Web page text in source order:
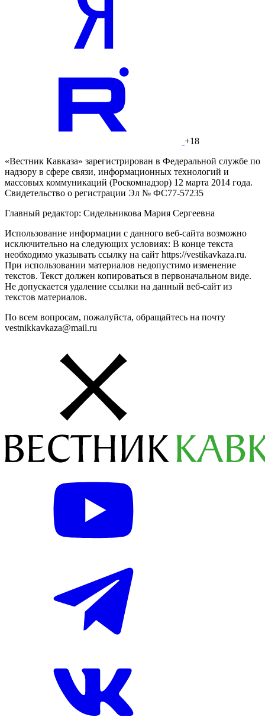
+18
«Вестник Кавказа» зарегистрирован в Федеральной службе по
надзору в сфере связи, информационных технологий и
массовых коммуникаций (Роскомнадзор) 12 марта 2014 года.
Свидетельство о регистрации Эл № ФС77-57235
Главный редактор: Сидельникова Мария Сергеевна
Использование информации с данного веб-сайта возможно
исключительно на следующих условиях: В конце текста
необходимо указывать ссылку на сайт https://vestikavkaza.ru.
При использовании материалов недопустимо изменение
текстов. Текст должен копироваться в первоначальном виде.
Не допускается удаление ссылки на данный веб-сайт из
текстов материалов.
По всем вопросам, пожалуйста, обращайтесь на почту
vestnikkavkaza@mail.ru